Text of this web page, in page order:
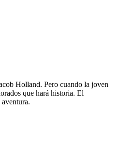
Holland. Pero cuando la joven
que hará historia. El